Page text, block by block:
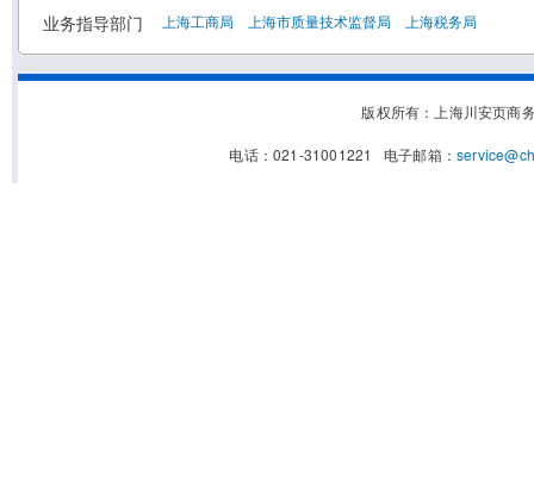
业务指导部门 上海工商局 上海市质量技术监督局 上海税务局
版权所有：上海川安页
电话：021-31001221 电子邮箱：